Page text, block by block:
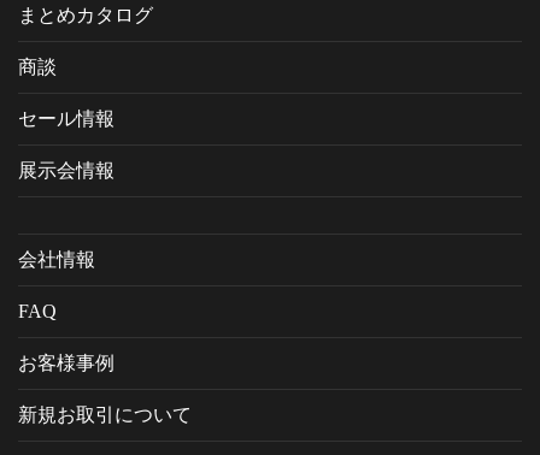
まとめカタログ
商談
セール情報
展示会情報
会社情報
FAQ
お客様事例
新規お取引について